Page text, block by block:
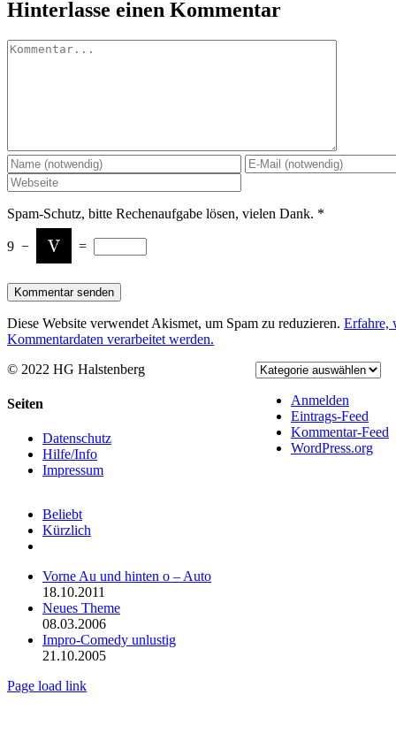
Hinterlasse einen Kommentar
Kommentar
Spam-Schutz, bitte Rechenaufgabe lösen, vielen Dank. *
9 − =
Diese Website verwendet Akismet, um Spam zu reduzieren. Erfahre,
Kommentardaten verarbeitet werden.
Anmelden
Eintrags-Feed
Kommentar-Feed
WordPress.org
© 2022 HG Halstenberg
Toggle
Area
Seiten
Datenschutz
Hilfe/Info
Impressum
Beliebt
Kürzlich
Vorne Au und hinten o – Auto
18.10.2011
Neues Theme
08.03.2006
Impro-Comedy unlustig
21.10.2005
Page load link